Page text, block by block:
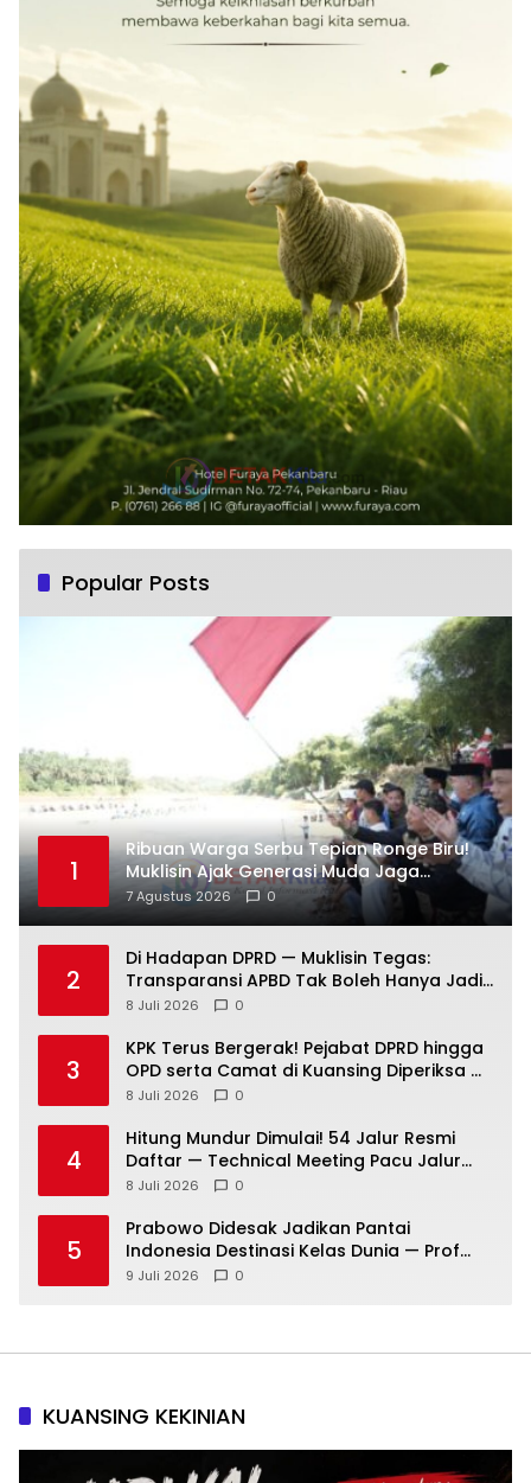
Popular Posts
1
Ribuan Warga Serbu Tepian Ronge Biru!
Muklisin Ajak Generasi Muda Jaga
Warisan Budaya
7 Agustus 2026 0
2
Di Hadapan DPRD — Muklisin Tegas:
Transparansi APBD Tak Boleh Hanya Jadi
Slogan!
8 Juli 2026 0
3
KPK Terus Bergerak! Pejabat DPRD hingga
OPD serta Camat di Kuansing Diperiksa —
Suasana Kian Memanas!
8 Juli 2026 0
4
Hitung Mundur Dimulai! 54 Jalur Resmi
Daftar — Technical Meeting Pacu Jalur
Rayon III Benai Digelar Besok
8 Juli 2026 0
5
Prabowo Didesak Jadikan Pantai
Indonesia Destinasi Kelas Dunia — Prof
Sutan Nasomal: Perintahkan Kepala
9 Juli 2026 0
KUANSING KEKINIAN